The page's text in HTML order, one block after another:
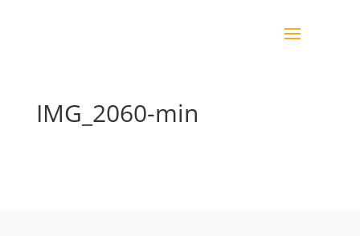
IMG_2060-min